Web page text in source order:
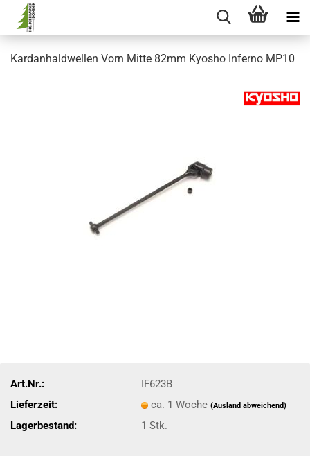
Kardanhaldwellen Vorn Mitte 82mm Kyosho Inferno MP10
Art.Nr.:
IF623B
Lieferzeit:
ca. 1 Woche(Ausland abweichend)
Lagerbestand: 1Stk.